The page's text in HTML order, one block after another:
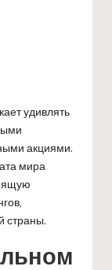
удивлять
акциями.
мира
страны.